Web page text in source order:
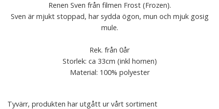
Renen Sven från filmen Frost (Frozen).
Sven är mjukt stoppad, har sydda ögon, mun och mjuk gosig
mule.
Rek. från 0år
Storlek: ca 33cm (inkl hornen)
Material: 100% polyester
Tyvärr, produkten har utgått ur vårt sortiment